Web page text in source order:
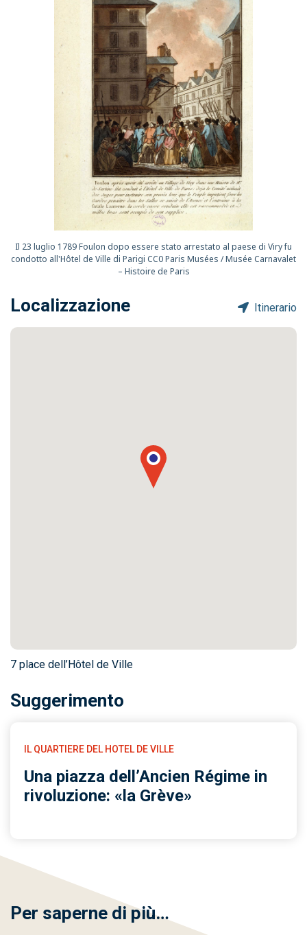
Il 23 luglio 1789 Foulon dopo essere stato arrestato al paese di Viry fu
condotto all'Hôtel de Ville di Parigi CC0 Paris Musées / Musée Carnavalet
– Histoire de Paris
Localizzazione Itinerario
7 place dell’Hôtel de Ville
Suggerimento
IL QUARTIERE DEL HOTEL DE VILLE
Una piazza dell’Ancien Régime in
rivoluzione: «la Grève»
Per saperne di più…